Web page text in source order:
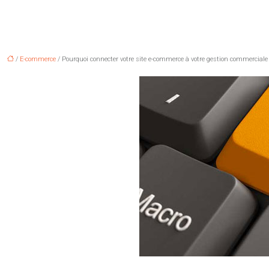
/ E-commerce / Pourquoi connecter votre site e-commerce à votre gestion commerciale